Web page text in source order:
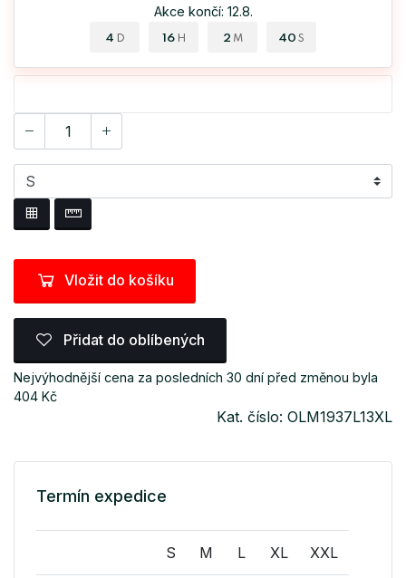
Akce končí: 12.8.
4 D 16 H 2 M 40 S
Vložit do košíku
Přidat do oblíbených
Nejvýhodnější cena za posledních 30 dní před změnou byla
404 Kč
Kat. číslo: OLM1937L13XL
Termín expedice
S M L XL XXL